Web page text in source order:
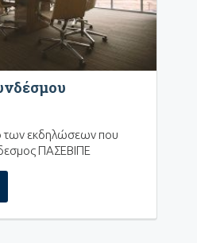
των εκδηλώσεων που
ΠΑΣΕΒΙΠΕ